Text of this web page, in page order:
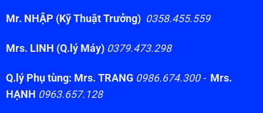
Mr. NHẬP (Kỹ Thuật Trưởng) 0358.455.559
Mrs. LINH (Q.lý Máy) 0379.473.298
Q.lý Phụ tùng: Mrs. TRANG 0986.674.300 - Mrs.
HẠNH 0963.657.128